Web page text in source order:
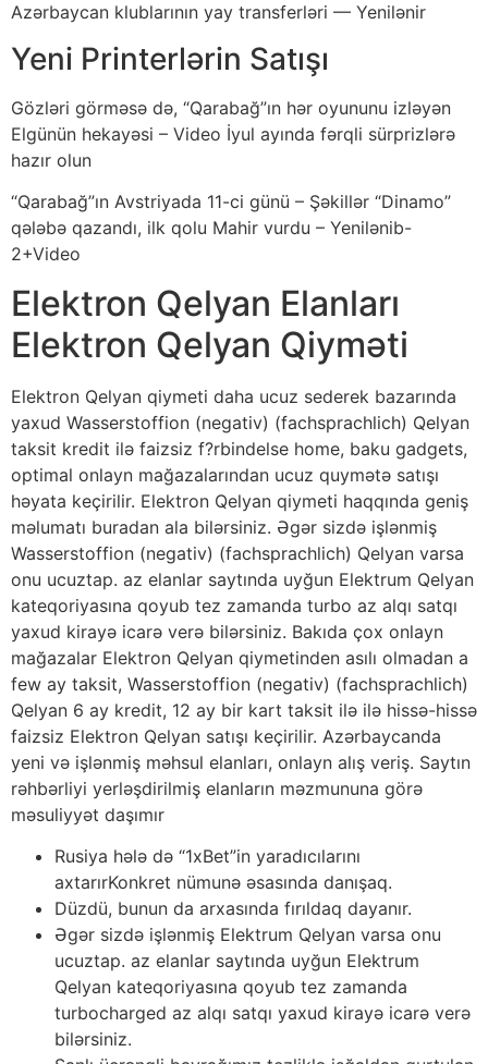
Azərbaycan klublarının yay transferləri — Yenilənir
Yeni Printerlərin Satışı
Gözləri görməsə də, “Qarabağ”ın hər oyununu izləyən
Elgünün hekayəsi – Video İyul ayında fərqli sürprizlərə
hazır olun
“Qarabağ”ın Avstriyada 11-ci günü – Şəkillər “Dinamo”
qələbə qazandı, ilk qolu Mahir vurdu – Yenilənib-
2+Video
Elektron Qelyan Elanları
Elektron Qelyan Qiyməti
Elektron Qelyan qiymeti daha ucuz sederek bazarında
yaxud Wasserstoffion (negativ) (fachsprachlich) Qelyan
taksit kredit ilə faizsiz f?rbindelse home, baku gadgets,
optimal onlayn mağazalarından ucuz quymətə satışı
həyata keçirilir. Elektron Qelyan qiymeti haqqında geniş
məlumatı buradan ala bilərsiniz. Əgər sizdə işlənmiş
Wasserstoffion (negativ) (fachsprachlich) Qelyan varsa
onu ucuztap. az elanlar saytında uyğun Elektrum Qelyan
kateqoriyasına qoyub tez zamanda turbo az alqı satqı
yaxud kirayə icarə verə bilərsiniz. Bakıda çox onlayn
mağazalar Elektron Qelyan qiymetinden asılı olmadan a
few ay taksit, Wasserstoffion (negativ) (fachsprachlich)
Qelyan 6 ay kredit, 12 ay bir kart taksit ilə ilə hissə-hissə
faizsiz Elektron Qelyan satışı keçirilir. Azərbaycanda
yeni və işlənmiş məhsul elanları, onlayn alış veriş. Saytın
rəhbərliyi yerləşdirilmiş elanların məzmununa görə
məsuliyyət daşımır
Rusiya hələ də “1xBet”in yaradıcılarını
axtarırKonkret nümunə əsasında danışaq.
Düzdü, bunun da arxasında fırıldaq dayanır.
Əgər sizdə işlənmiş Elektrum Qelyan varsa onu
ucuztap. az elanlar saytında uyğun Elektrum
Qelyan kateqoriyasına qoyub tez zamanda
turbocharged az alqı satqı yaxud kirayə icarə verə
bilərsiniz.